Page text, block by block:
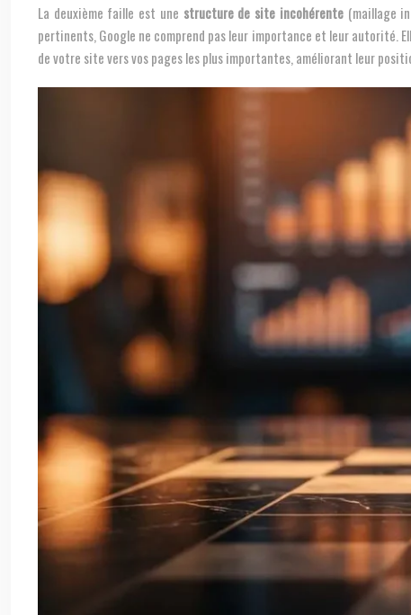
La deuxième faille est une structure de site incohérente(maillage
pertinents, Google ne comprend pas leur importance et leur autorité.
de votre site vers vos pages les plus importantes, améliorant leur